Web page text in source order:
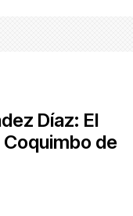
Díaz: El
de